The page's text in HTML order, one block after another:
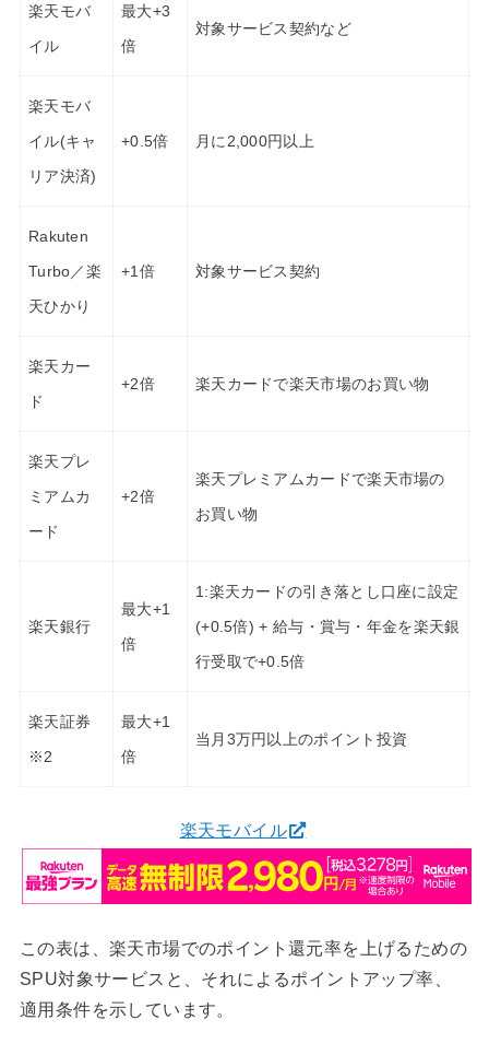
楽天モバ
イル
最大+3
倍
対象サービス契約など
楽天モバ
イル(キャ
リア決済)
+0.5倍 月に2,000円以上
Rakuten
Turbo／楽
天ひかり
+1倍 対象サービス契約
楽天カー
ド
+2倍 楽天カードで楽天市場のお買い物
楽天プレ
ミアムカ
ード
+2倍
楽天プレミアムカードで楽天市場の
お買い物
楽天銀行
最大+1
倍
1:楽天カードの引き落とし口座に設定
(+0.5倍) + 給与・賞与・年金を楽天銀
行受取で+0.5倍
楽天証券
※2
最大+1
倍
当月3万円以上のポイント投資
楽天モバイル
この表は、楽天市場でのポイント還元率を上げるための
SPU対象サービスと、それによるポイントアップ率、
適用条件を示しています。